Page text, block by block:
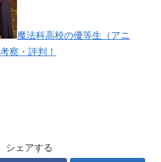
魔法科高校の優等生（アニ
察・評判！
シェアする